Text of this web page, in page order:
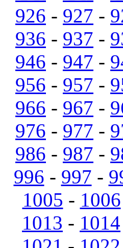
926 - 927 -
936 - 937 -
946 - 947 -
956 - 957 -
966 - 967 -
976 - 977 -
986 - 987 -
996 - 997 -
1005 - 1006
1013 - 1014